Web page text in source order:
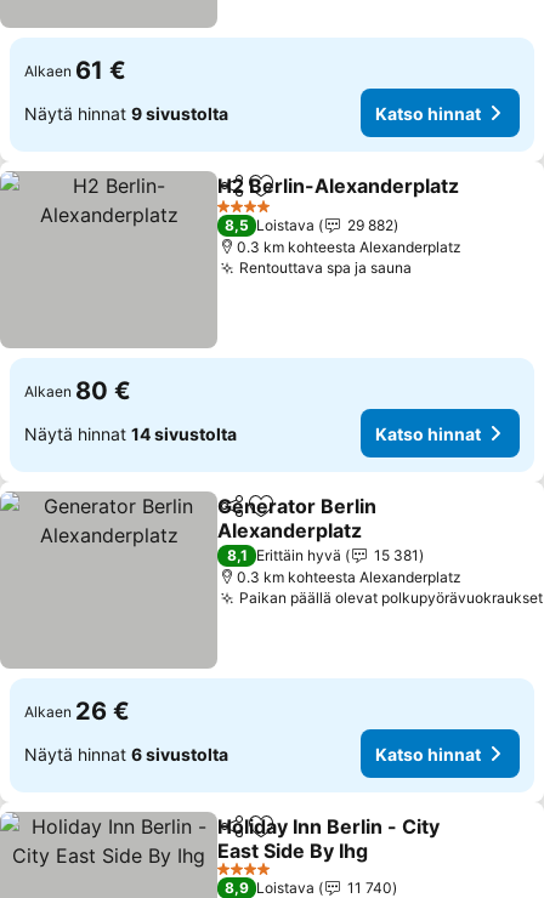
Alkaen 61 €
Näytä hinnat 9 sivustolta Katso hinnat
Jaa Lisää suosikkeihin
H2 Berlin-Alexanderplatz
4 Tähtiluokitus
8,5 Loistava
29 882
0.3 km kohteesta Alexanderplatz
Rentouttava spa ja sauna
Alkaen 80 €
Näytä hinnat 14 sivustolta Katso hinnat
Jaa Lisää suosikkeihin
Generator Berlin
Alexanderplatz
Katso hinnat
8,1 Erittäin hyvä
15 381
0.3 km kohteesta Alexanderplatz
Paikan päällä olevat polkupyörävuokraukset
Alkaen 26 €
Näytä hinnat 6 sivustolta Katso hinnat
Jaa Lisää suosikkeihin
Holiday Inn Berlin - City
East Side By Ihg
Katso hinnat
4 Tähtiluokitus
8,9 Loistava
11 740